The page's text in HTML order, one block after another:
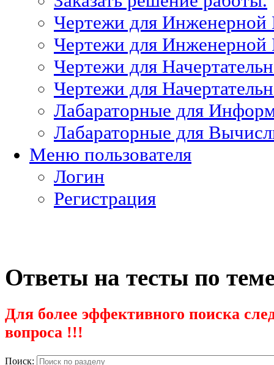
Чертежи для
Чертежи для
Чертежи для
Чертежи для
Лабараторные для
Лабараторные для
Меню пользователя
Логин
Регистрация
Ответы на тесты по
Для более эффективного поиска
вопроса !!!
Поиск: